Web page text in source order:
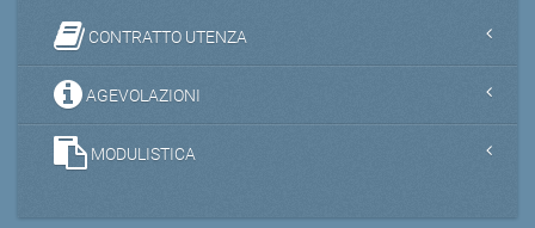
CONTRATTO UTENZA
AGEVOLAZIONI
MODULISTICA